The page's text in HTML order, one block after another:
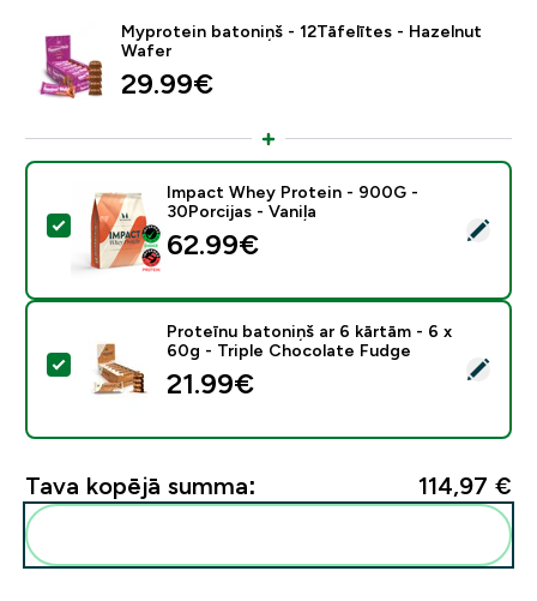
Myprotein batoniņš - 12Tāfelītes - Hazelnut
Wafer
29.99€‎
Atlasīt šo produktu - Impact Whey Protein - 900G -
Impact Whey Protein - 900G -
30Porcijas - Vaniļa
62.99€‎
Atlasīt šo produktu - Proteīnu batoniņš ar 6 kārtām -
Proteīnu batoniņš ar 6 kārtām - 6 x
60g - Triple Chocolate Fudge
21.99€‎
Tava kopējā summa: 114,97 €‎